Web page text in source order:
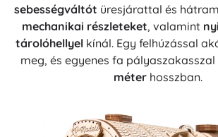
sebességváltót üresjárattal és
mechanikai részleteket, valamint
tárolóhellyel kínál. Egy felhúzással
meg, és egyenes fa
méter hosszban.